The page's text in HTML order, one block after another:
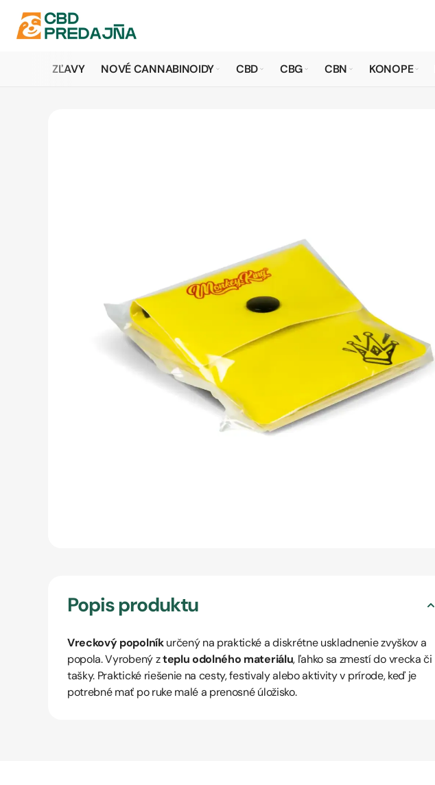
ZĽAVY NOVÉ CANNABINOIDY CBD CBG CBN KONOPE
Popis produktu
Vreckový popolníkurčený na praktické a diskrétne uskladnenie zvyškov a
popola. Vyrobený zteplu odolného materiálu, ľahko sa zmestí do vrecka či
tašky. Praktické riešenie na cesty, festivaly alebo aktivity v prírode, keď je
potrebné mať po ruke malé a prenosné úložisko.